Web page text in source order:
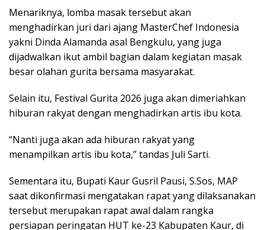
Menariknya, lomba masak tersebut akan
menghadirkan juri dari ajang MasterChef Indonesia
yakni Dinda Alamanda asal Bengkulu, yang juga
dijadwalkan ikut ambil bagian dalam kegiatan masak
besar olahan gurita bersama masyarakat.
Selain itu, Festival Gurita 2026 juga akan dimeriahkan
hiburan rakyat dengan menghadirkan artis ibu kota.
“Nanti juga akan ada hiburan rakyat yang
menampilkan artis ibu kota,” tandas Juli Sarti.
Sementara itu, Bupati Kaur Gusril Pausi, S.Sos, MAP
saat dikonfirmasi mengatakan rapat yang dilaksanakan
tersebut merupakan rapat awal dalam rangka
persiapan peringatan HUT ke-23 Kabupaten Kaur, di